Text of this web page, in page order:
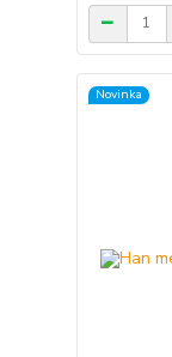
Novinka